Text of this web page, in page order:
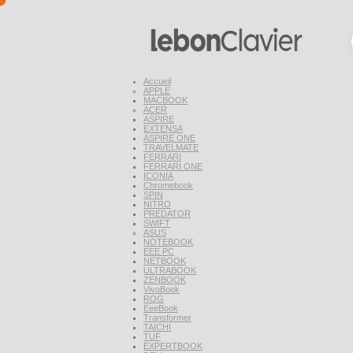
Accueil
APPLE
MACBOOK
ACER
ASPIRE
EXTENSA
ASPIRE ONE
TRAVELMATE
FERRARI
FERRARI ONE
ICONIA
Chromebook
SPIN
NITRO
PREDATOR
SWIFT
ASUS
NOTEBOOK
EEE PC
NETBOOK
ULTRABOOK
ZENBOOK
VivoBook
ROG
EeeBook
Transformer
TAICHI
TUF
EXPERTBOOK